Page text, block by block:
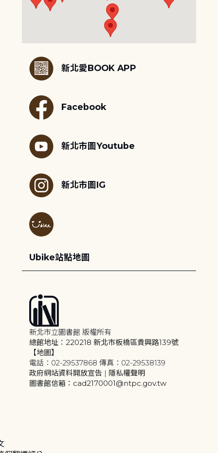
新北愛BOOK APP
Facebook
新北市圖Youtube
新北市圖IG
Ubike站點地圖
新北市立圖書館 版權所有
總館地址：220218 新北市板橋區貴興路139號
【地圖】
電話：02-29537868 傳真：02-29538139
政府網站資料開放宣告 | 隱私權聲明
圖書館信箱：cad2170001@ntpc.gov.tw